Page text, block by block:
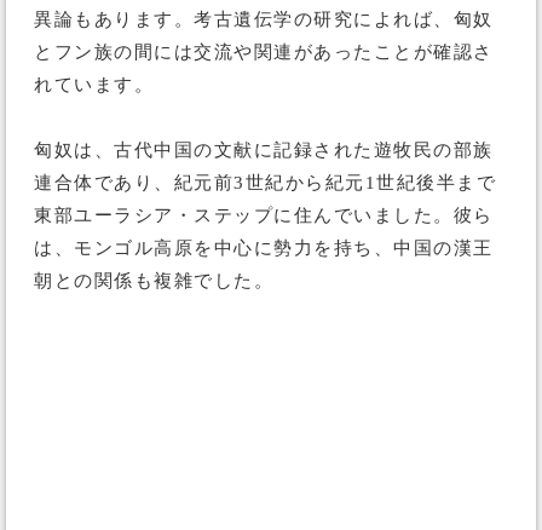
異論もあります。考古遺伝学の研究によれば、匈奴
とフン族の間には交流や関連があったことが確認さ
れています。
匈奴は、古代中国の文献に記録された遊牧民の部族
連合体であり、紀元前3世紀から紀元1世紀後半まで
東部ユーラシア・ステップに住んでいました。彼ら
は、モンゴル高原を中心に勢力を持ち、中国の漢王
朝との関係も複雑でした。